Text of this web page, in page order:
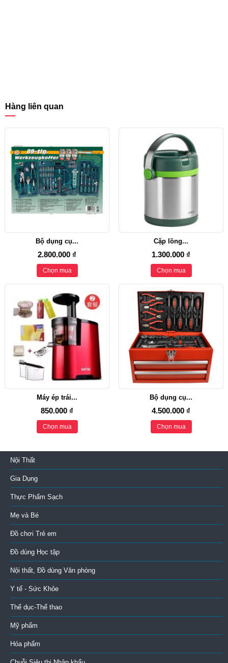
Hàng liên quan
Bộ dụng cụ...
2.800.000 ₫
Chọn mua
Cặp lồng...
1.300.000 ₫
Chọn mua
Máy ép trái...
850.000 ₫
Chọn mua
Bộ dụng cụ...
4.500.000 ₫
Chọn mua
Nội Thất
Gia Dụng
Thực Phẩm Sạch
Mẹ và Bé
Đồ chơi Trẻ em
Đồ dùng Học tập
Nội thất, Đồ dùng Văn phòng
Y tế - Sức Khỏe
Thể dục-Thể thao
Mỹ phẩm
Hóa phẩm